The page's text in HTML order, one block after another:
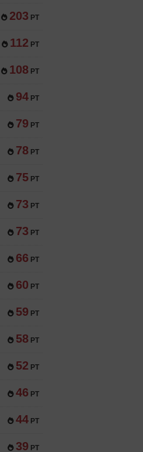
203 PT
112 PT
108 PT
94 PT
79 PT
78 PT
75 PT
73 PT
73 PT
66 PT
60 PT
59 PT
58 PT
52 PT
46 PT
44 PT
39 PT